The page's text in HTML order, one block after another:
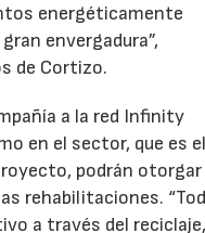
energéticamente
envergadura”,
de Cortizo.
a la red Infinity
en el sector, que es el
podrán otorgar
rehabilitaciones.
a través del reciclaje,